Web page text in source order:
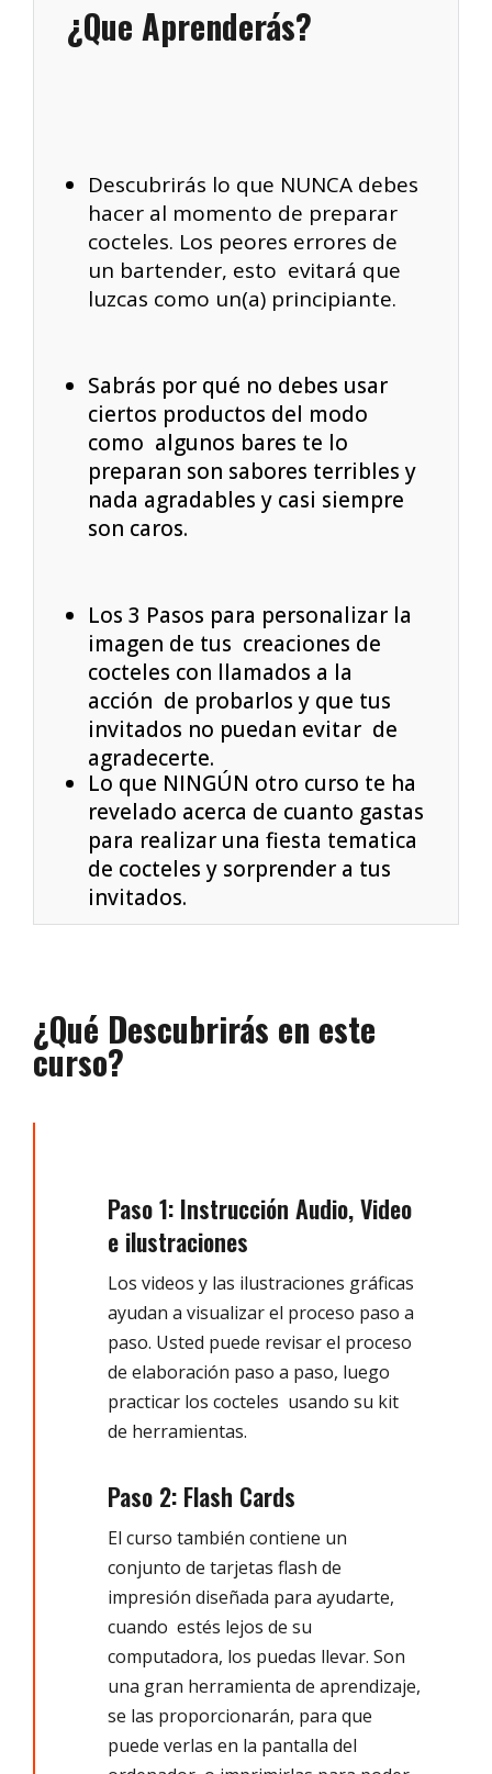
¿Que Aprenderás?
Descubrirás lo que NUNCA debes
hacer al momento de preparar
cocteles. Los peores errores de
un bartender, esto evitará que
luzcas como un(a) principiante.
Sabrás por qué no debes usar
ciertos productos del modo
como algunos bares te lo
preparan son sabores terribles y
nada agradables y casi siempre
son caros.
Los 3 Pasos para personalizar la
imagen de tus creaciones de
cocteles con llamados a la
acción de probarlos y que tus
invitados no puedan evitar de
agradecerte.
Lo que NINGÚN otro curso te ha
revelado acerca de cuanto gastas
para realizar una fiesta tematica
de cocteles y sorprender a tus
invitados.
¿Qué Descubrirás en este
curso?
Paso 1: Instrucción Audio, Video
e ilustraciones
Los videos y las ilustraciones gráficas
ayudan a visualizar el proceso paso a
paso. Usted puede revisar el proceso
de elaboración paso a paso, luego
practicar los cocteles usando su kit
de herramientas.
Paso 2: Flash Cards
El curso también contiene un
conjunto de tarjetas flash de
impresión diseñada para ayudarte,
cuando estés lejos de su
computadora, los puedas llevar. Son
una gran herramienta de aprendizaje,
se las proporcionarán, para que
puede verlas en la pantalla del